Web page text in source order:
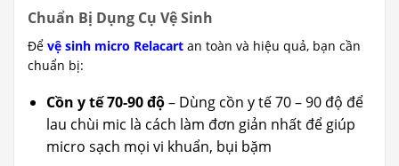
Chuẩn Bị Dụng Cụ Vệ Sinh
Để vệ sinh micro Relacart an toàn và hiệu quả, bạn cần
chuẩn bị:
Cồn y tế 70-90 độ– Dùng cồn y tế 70 – 90 độ để
lau chùi mic là cách làm đơn giản nhất để giúp
micro sạch mọi vi khuẩn, bụi bặm